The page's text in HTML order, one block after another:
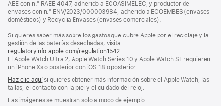
nueva)
AEE con n.º RAEE 4047, adherido a ECOASIMELEC; y productor de
envases con n.º ENV/2023/000003984, adherido a ECOEMBES (envases
domésticos) y Recyclia Envases (envases comerciales).
Si quieres saber más sobre los gastos que cubre Apple por el reciclaje y la
gestión de las baterías desechadas, visita
regulatoryinfo.apple.com/regulation1542
abre
en
ventana
nueva)
El Apple Watch Ultra 2, Apple Watch Series 10 y Apple Watch SE requieren
un iPhone Xs o posterior con iOS 18 o posterior.
Haz clic aquísi quieres obtener más información sobre el Apple Watch, las
tallas, el contacto con la piel y el cuidado del reloj.
Las imágenes se muestran solo a modo de ejemplo.